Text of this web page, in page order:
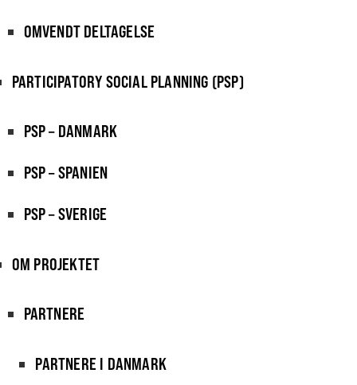
OMVENDT DELTAGELSE
PARTICIPATORY SOCIAL PLANNING (PSP)
PSP – DANMARK
PSP – SPANIEN
PSP – SVERIGE
OM PROJEKTET
PARTNERE
PARTNERE I DANMARK